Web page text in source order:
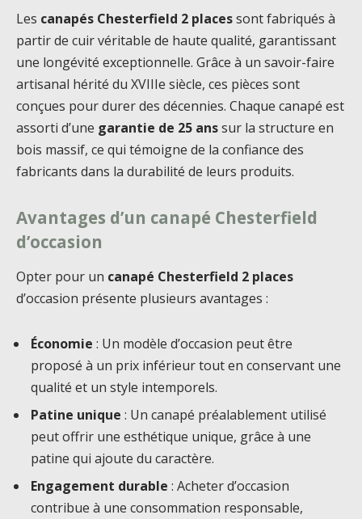
Les canapés Chesterfield 2 placessont fabriqués à
partir de cuir véritable de haute qualité, garantissant
une longévité exceptionnelle. Grâce à un savoir-faire
artisanal hérité du XVIIIe siècle, ces pièces sont
conçues pour durer des décennies. Chaque canapé est
assorti d’une garantie de 25 anssur la structure en
bois massif, ce qui témoigne de la confiance des
fabricants dans la durabilité de leurs produits.
Avantages d’un canapé Chesterfield
d’occasion
Opter pour un canapé Chesterfield 2 places
d’occasion présente plusieurs avantages :
Économie : Un modèle d’occasion peut être
proposé à un prix inférieur tout en conservant une
qualité et un style intemporels.
Patine unique : Un canapé préalablement utilisé
peut offrir une esthétique unique, grâce à une
patine qui ajoute du caractère.
Engagement durable : Acheter d’occasion
contribue à une consommation responsable,